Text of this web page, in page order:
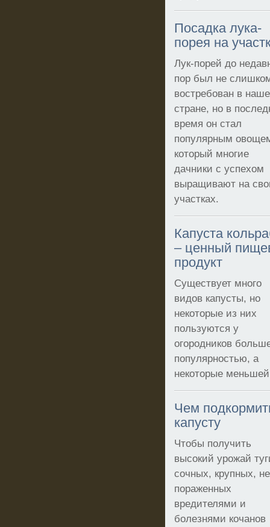
Посадка лука-
порея на
Лук-порей до
пор был не
востребован в
стране, но в
время он стал
популярным
который многие
дачники с успехом
выращивают на
участках.
Капуста
– ценный
продукт
Существует много
видов капусты, но
некоторые из них
пользуются у
огородников
популярностью, а
некоторые
Чем
капусту
Чтобы получить
высокий урожай
сочных, крупных, не
пораженных
вредителями и
болезнями кочанов